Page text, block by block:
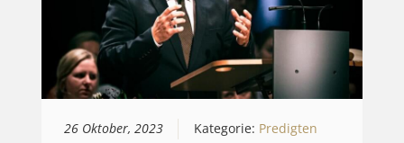
26 Oktober, 2023 Kategorie: Predigten